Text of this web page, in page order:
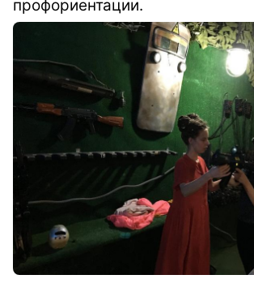
профориентации.